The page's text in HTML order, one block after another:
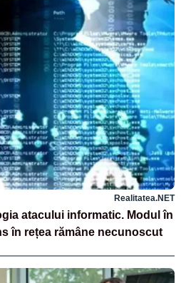
Realitatea.NET
atacului informatic. Modul în
în rețea rămâne necunoscut